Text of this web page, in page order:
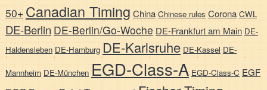
50+ Canadian Timing China Chinese rules Corona CWL
DE-Berlin DE-Berlin/Go-Woche DE-Frankfurt am Main DE-
Haldensleben DE-Hamburg DE-Karlsruhe DE-Kassel DE-
Mannheim DE-München EGD-Class-A EGD-Class-C EGF